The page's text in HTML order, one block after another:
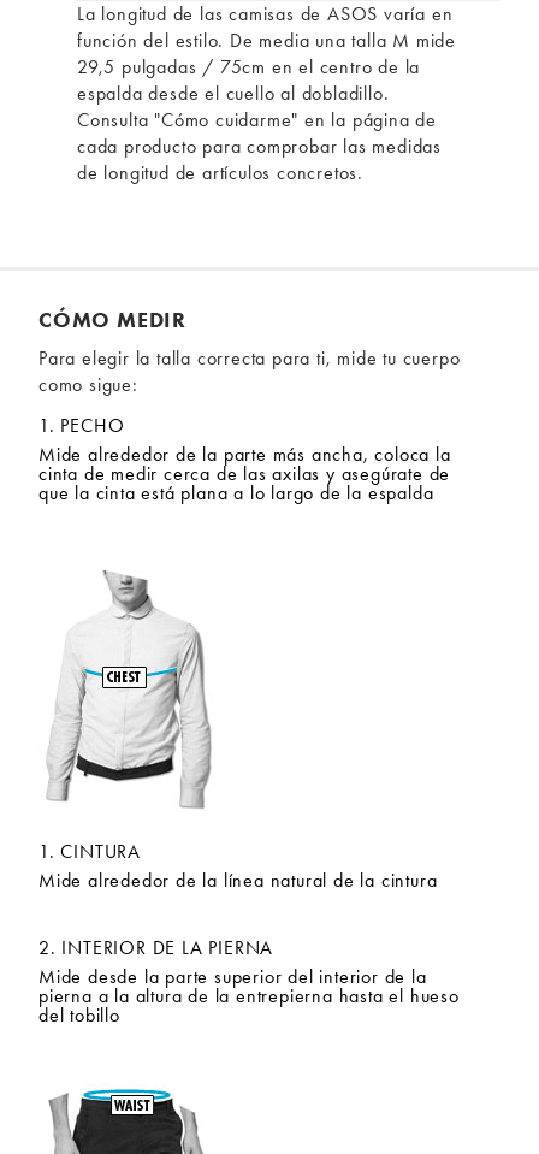
La longitud de las camisas de ASOS varía en
función del estilo. De media una talla M mide
29,5 pulgadas / 75cm en el centro de la
espalda desde el cuello al dobladillo.
Consulta "Cómo cuidarme" en la página de
cada producto para comprobar las medidas
de longitud de artículos concretos.
CÓMO MEDIR
Para elegir la talla correcta para ti, mide tu cuerpo
como sigue:
1. PECHO
Mide alrededor de la parte más ancha, coloca la
cinta de medir cerca de las axilas y asegúrate de
que la cinta está plana a lo largo de la espalda
1. CINTURA
Mide alrededor de la línea natural de la cintura
2. INTERIOR DE LA PIERNA
Mide desde la parte superior del interior de la
pierna a la altura de la entrepierna hasta el hueso
del tobillo